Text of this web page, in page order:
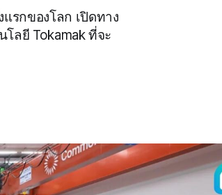
รกของโลก เปิดทาง
ลยี Tokamak ที่จะ